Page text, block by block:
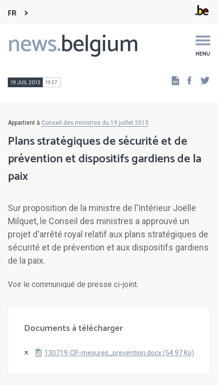
FR
news.belgium MENU
Main
navigation
19 JUIL 2013 19:57
Appartient à Conseil des ministres du 19 juillet 2013
Plans stratégiques de sécurité et de
prévention et dispositifs gardiens de la
paix
Sur proposition de la ministre de l'Intérieur Joëlle
Milquet, le Conseil des ministres a approuvé un
projet d'arrêté royal relatif aux plans stratégiques de
sécurité et de prévention et aux dispositifs gardiens
de la paix.
Voir le communiqué de presse ci-joint.
Documents à télécharger
130719-CP-mesures_prevention.docx (54.97 Ko)